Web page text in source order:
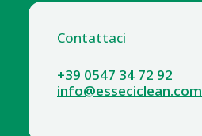
Contattaci
+39 0547 34 72 92
info@esseciclean.com